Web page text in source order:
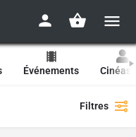
Événements
Filtres